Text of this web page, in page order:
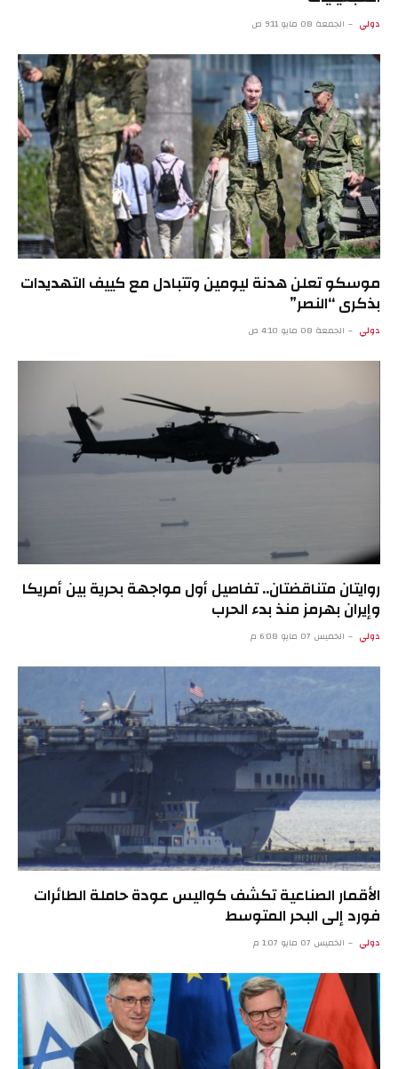
دولي الجمعة 08 مايو 9:11 ص
موسكو تعلن هدنة ليومين وتتبادل مع كييف التهديدات
بذكرى “النصر”
دولي الجمعة 08 مايو 4:10 ص
روايتان متناقضتان.. تفاصيل أول مواجهة بحرية بين أمريكا
وإيران بهرمز منذ بدء الحرب
دولي الخميس 07 مايو 6:08 م
الأقمار الصناعية تكشف كواليس عودة حاملة الطائرات
فورد إلى البحر المتوسط
دولي الخميس 07 مايو 1:07 م